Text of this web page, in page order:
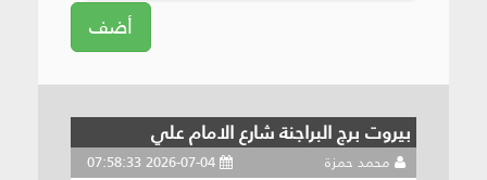
أضف
بيروت برج البراجنة شارع الامام علي
محمد حمزة